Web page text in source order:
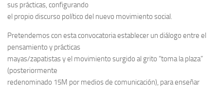
sus prácticas, configurando
el propio discurso político del nuevo movimiento social.
Pretendemos con esta convocatoria establecer un diálogo entre el
pensamiento y prácticas
mayas/zapatistas y el movimiento surgido al grito “toma la plaza”
(posteriormente
redenominado 15M por medios de comunicación), para enseñar